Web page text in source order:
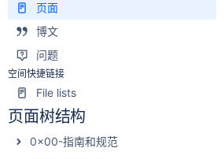
页面
博文
问题
空间快捷链接
File lists
页面树结构
0x00-指南和规范